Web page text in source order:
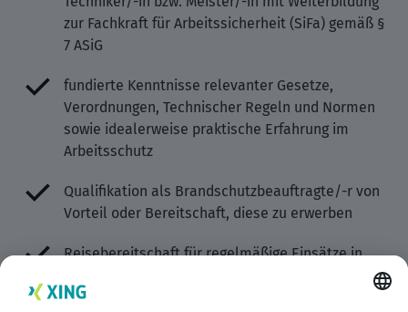
zur Fachkraft für Arbeitssicherheit (SiFa) gemäß §
7 ASiG
fundierte Kenntnisse relevanter Gesetze,
Verordnungen, Technischer Regeln und Normen
sowie idealerweise praktische Erfahrung im
Arbeitsschutz
Qualifikation als Brandschutzbeauftragte/-r von
Vorteil oder Bereitschaft, diese zu erwerben
Reisebereitschaft für regelmäßige Einsätze in
Führerscheinklasse B